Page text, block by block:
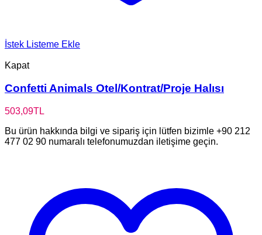
İstek Listeme Ekle
Kapat
Confetti Animals Otel/Kontrat/Proje Halısı
503,09TL
Bu ürün hakkında bilgi ve sipariş için lütfen bizimle +90 212
477 02 90 numaralı telefonumuzdan iletişime geçin.